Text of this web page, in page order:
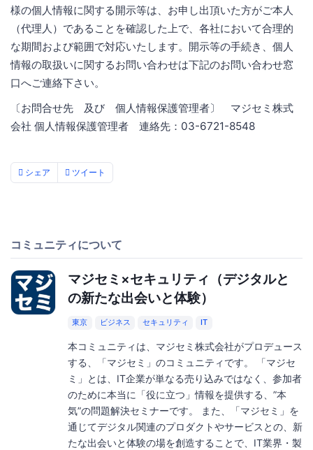
様の個人情報に関する開示等は、お申し出頂いた方がご本人
（代理人）であることを確認した上で、各社において合理的
な期間および範囲で対応いたします。開示等の手続き、個人
情報の取扱いに関するお問い合わせは下記のお問い合わせ窓
口へご連絡下さい。
〔お問合せ先 及び 個人情報保護管理者〕 マジセミ株式
会社 個人情報保護管理者 連絡先：03-6721-8548
シェア ツイート
コミュニティについて
マジセミ×セキュリティ（デジタルと
の新たな出会いと体験）
東京 ビジネス セキュリティ IT
本コミュニティは、マジセミ株式会社がプロデュース
する、「マジセミ」のコミュニティです。 「マジセ
ミ」とは、IT企業が単なる売り込みではなく、参加者
のために本当に「役に立つ」情報を提供する、”本
気”の問題解決セミナーです。 また、「マジセミ」を
通じてデジタル関連のプロダクトやサービスとの、新
たな出会いと体験の場を創造することで、IT業界・製